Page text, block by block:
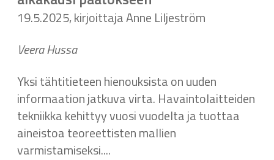
19.5.2025, kirjoittaja Anne Liljeström
Veera Hussa
Yksi tähtitieteen hienouksista on uuden
informaation jatkuva virta. Havaintolaitteiden
tekniikka kehittyy vuosi vuodelta ja tuottaa
aineistoa teoreettisten mallien
varmistamiseksi....